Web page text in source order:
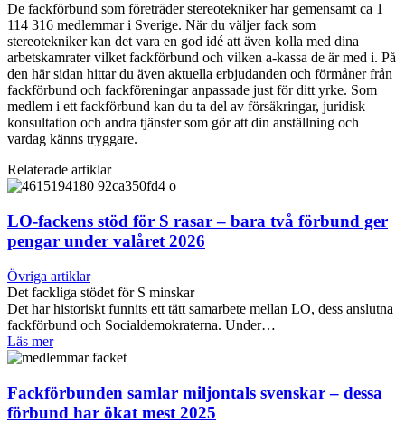
De fackförbund som företräder stereotekniker har gemensamt ca 1
114 316 medlemmar i Sverige. När du väljer fack som
stereotekniker kan det vara en god idé att även kolla med dina
arbetskamrater vilket fackförbund och vilken a-kassa de är med i. På
den här sidan hittar du även aktuella erbjudanden och förmåner från
fackförbund och fackföreningar anpassade just för ditt yrke. Som
medlem i ett fackförbund kan du ta del av försäkringar, juridisk
konsultation och andra tjänster som gör att din anställning och
vardag känns tryggare.
Relaterade artiklar
LO-fackens stöd för S rasar – bara två förbund ger
pengar under valåret 2026
Övriga artiklar
Det fackliga stödet för S minskar
Det har historiskt funnits ett tätt samarbete mellan LO, dess anslutna
fackförbund och Socialdemokraterna. Under…
Läs mer
Fackförbunden samlar miljontals svenskar – dessa
förbund har ökat mest 2025